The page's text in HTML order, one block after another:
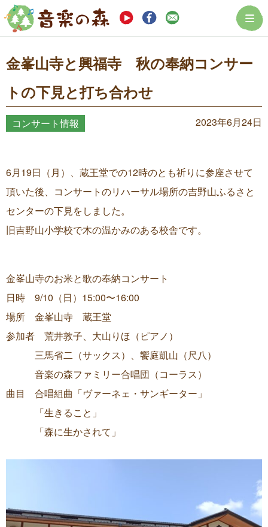
まつぼっくり音
金峯山寺と興福寺 秋の奉納コンサー
トの下見と打ち合わせ
コンサート情報 2023年6月24日
6月19日（月）、蔵王堂での12時のとも祈りに参座させて
頂いた後、コンサートのリハーサル場所の吉野山ふるさと
センターの下見をしました。
旧吉野山小学校で木の温かみのある校舎です。
金峯山寺のお米と歌の奉納コンサート
日時 9/10（日）15:00〜16:00
場所 金峯山寺 蔵王堂
参加者 荒井敦子、大山りほ（ピアノ）
三馬省二（サックス）、饗庭凱山（尺八）
音楽の森ファミリー合唱団（コーラス）
曲目 合唱組曲「ヴァーネェ・サンギーター」
「生きること」
「森に生かされて」